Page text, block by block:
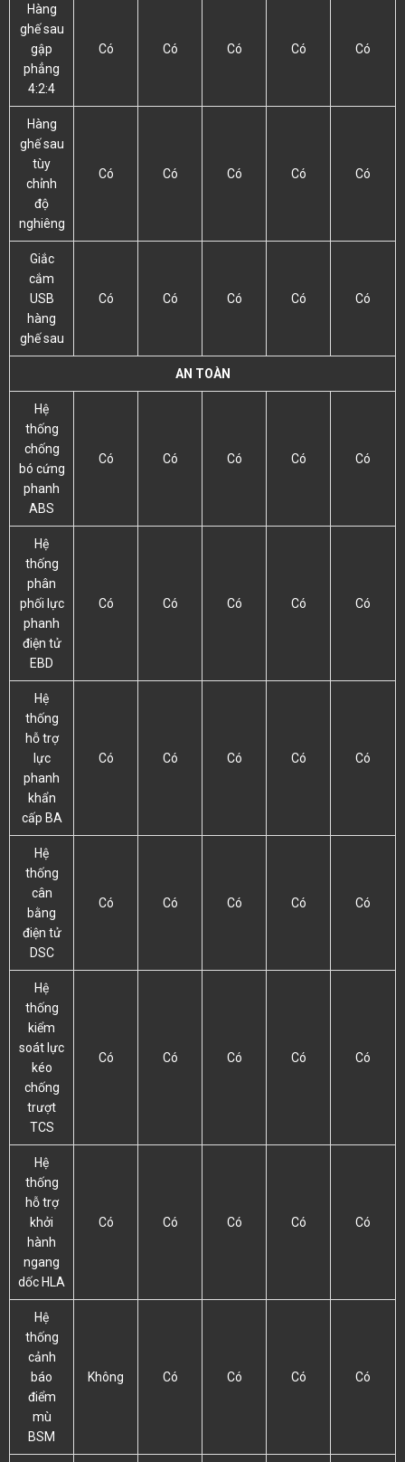
Hàng
ghế sau
gập
phẳng
4:2:4
Có Có Có Có Có
Hàng
ghế sau
tùy
chỉnh
độ
nghiêng
Có Có Có Có Có
Giắc
cắm
USB
hàng
ghế sau
Có Có Có Có Có
AN TOÀN
Hệ
thống
chống
bó cứng
phanh
ABS
Có Có Có Có Có
Hệ
thống
phân
phối lực
phanh
điện tử
EBD
Có Có Có Có Có
Hệ
thống
hỗ trợ
lực
phanh
khẩn
cấp BA
Có Có Có Có Có
Hệ
thống
cân
bằng
điện tử
DSC
Có Có Có Có Có
Hệ
thống
kiểm
soát lực
kéo
chống
trượt
TCS
Có Có Có Có Có
Hệ
thống
hỗ trợ
khởi
hành
ngang
dốc HLA
Có Có Có Có Có
Hệ
thống
cảnh
báo
điểm
mù
BSM
Không Có Có Có Có